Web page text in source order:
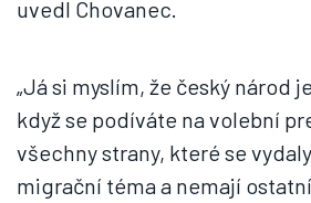
uvedl Chovanec.
„Já si myslím, že český národ
když se podíváte na volební
všechny strany, které se
migrační téma a nemají